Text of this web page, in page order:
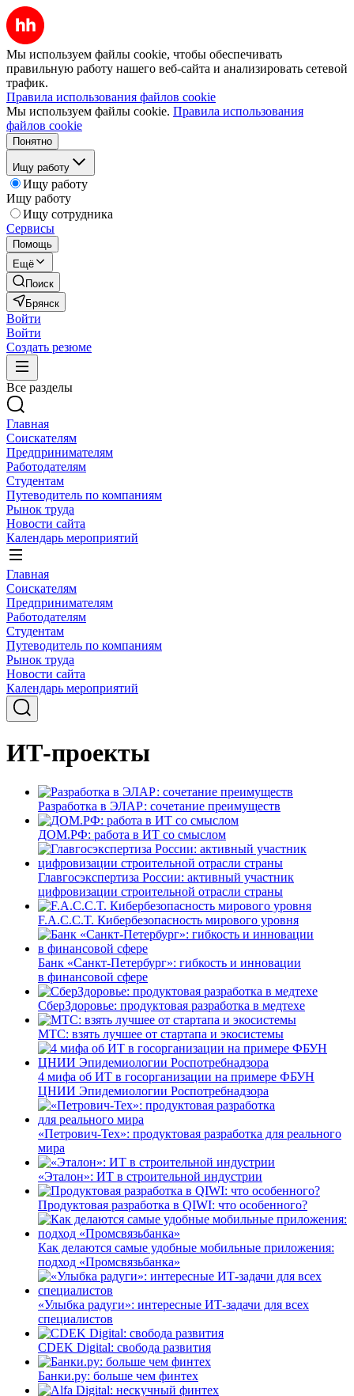
Мы используем файлы cookie, чтобы обеспечивать
правильную работу нашего веб-сайта и анализировать сетевой
трафик.
Правила использования файлов cookie
Мы используем файлы cookie. Правила использования
файлов cookie
Понятно
Ищу работу
Ищу работу
Ищу работу
Ищу сотрудника
Сервисы
Помощь
Ещё
Поиск
Брянск
Войти
Войти
Создать резюме
Все разделы
Главная
Соискателям
Предпринимателям
Работодателям
Студентам
Путеводитель по компаниям
Рынок труда
Новости сайта
Календарь мероприятий
Главная
Соискателям
Предпринимателям
Работодателям
Студентам
Путеводитель по компаниям
Рынок труда
Новости сайта
Календарь мероприятий
ИТ-проекты
Разработка в ЭЛАР: сочетание преимуществ
ДОМ.РФ: работа в ИТ со смыслом
Главгосэкспертиза России: активный участник
цифровизации строительной отрасли страны
F.A.C.C.T. Кибербезопасность мирового уровня
Банк «Санкт-Петербург»: гибкость и инновации
в финансовой сфере
СберЗдоровье: продуктовая разработка в медтехе
МТС: взять лучшее от стартапа и экосистемы
4 мифа об ИТ в госорганизации на примере ФБУН
ЦНИИ Эпидемиологии Роспотребнадзора
«Петрович-Тех»: продуктовая разработка для реального
мира
«Эталон»: ИТ в строительной индустрии
Продуктовая разработка в QIWI: что особенного?
Как делаются самые удобные мобильные приложения:
подход «Промсвязьбанка»
«Улыбка радуги»: интересные ИТ-задачи для всех
специалистов
CDEK Digital: свобода развития
Банки.ру: больше чем финтех